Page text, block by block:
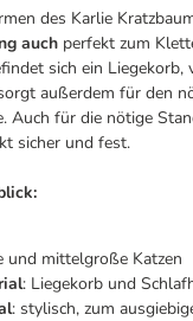
des Karlie
auch perfekt zum
sich ein
außerdem für den
Auch für die nötige
sicher und fest.
und mittelgroße Katzen
: Liegekorb und
: stylisch, zum